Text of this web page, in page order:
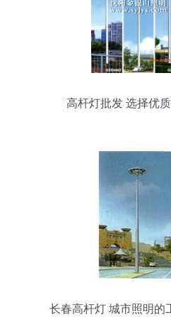
高杆灯批发 选择优
长春高杆灯 城市照明的